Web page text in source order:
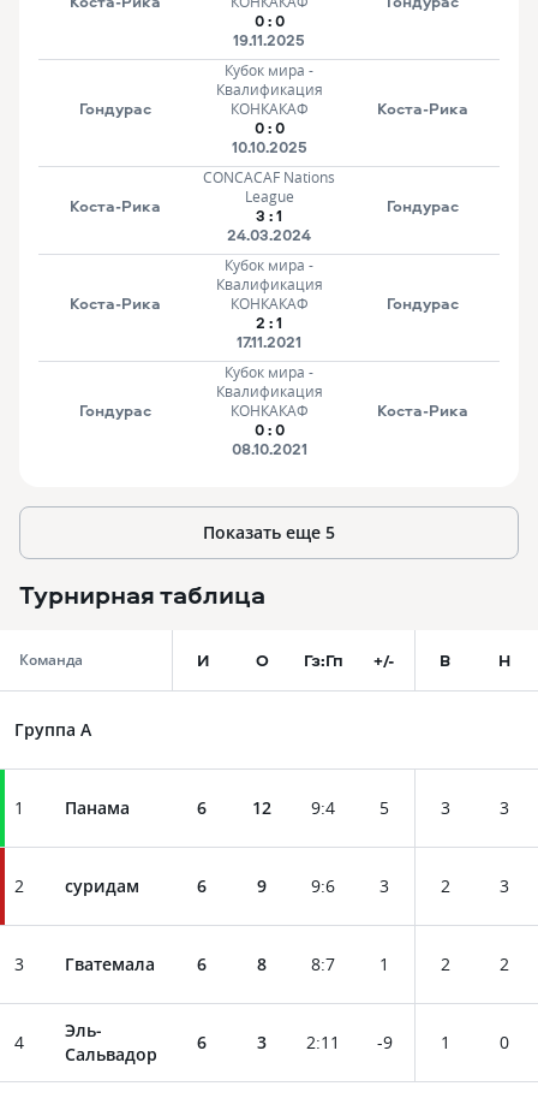
0:0
19.11.2025
Гондурас
Кубок мира -
Квалификация
КОНКАКАФ
0:0
10.10.2025
Коста-Рика
Коста-Рика
CONCACAF Nations
League
3 :1
24.03.2024
Гондурас
Коста-Рика
Кубок мира -
Квалификация
КОНКАКАФ
2 :1
17.11.2021
Гондурас
Гондурас
Кубок мира -
Квалификация
КОНКАКАФ
0:0
08.10.2021
Коста-Рика
Показать еще 5
Турнирная таблица
Команда И О Гз:Гп +/- В Н
Группа A
1 Панама 6 12 9:4 5 3 3
2 суридам 6 9 9:6 3 2 3
3 Гватемала 6 8 8:7 1 2 2
4
Эль-
Сальвадор
6 3 2:11 -9 1 0